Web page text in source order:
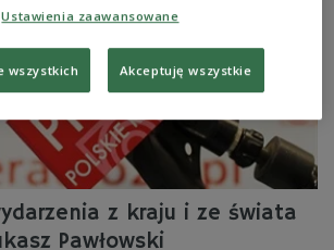
z kraju i ze świata
Pawłowski
Ustawienia zaawansowane
wszystkich Akceptuję wszystkie